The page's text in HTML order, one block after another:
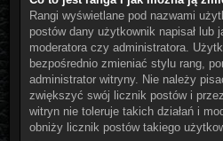
Rangi wyświetlane pod nazwami
postów dany użytkownik napisał lub
moderatora czy administratora.
bezpośrednio zmieniać stylu rang,
administrator witryny. Nie należy
zwiększyć swój licznik postów i
witryn nie toleruje takich działań i
obniży licznik postów takiego